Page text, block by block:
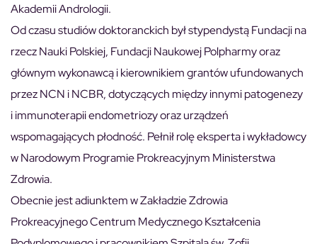
Akademii Andrologii.
Od czasu studiów doktoranckich był stypendystą Fundacji na
rzecz Nauki Polskiej, Fundacji Naukowej Polpharmy oraz
głównym wykonawcą i kierownikiem grantów ufundowanych
przez NCN i NCBR, dotyczących między innymi patogenezy
i immunoterapii endometriozy oraz urządzeń
wspomagających płodność. Pełnił rolę eksperta i wykładowcy
w Narodowym Programie Prokreacyjnym Ministerstwa
Zdrowia.
Obecnie jest adiunktem w Zakładzie Zdrowia
Prokreacyjnego Centrum Medycznego Kształcenia